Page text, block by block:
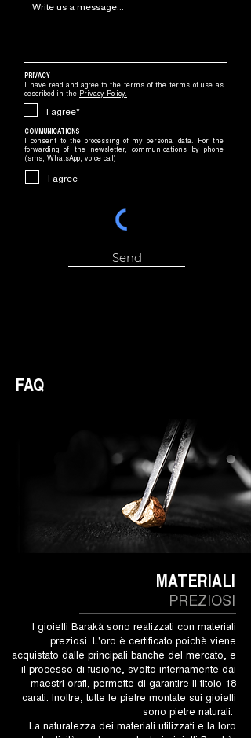
PRIVACY
I have read and agree to the terms of the terms of use as
described in the Privacy Policy.
I agree*
COMMUNICATIONS
I consent to the processing of my personal data. For the
forwarding of the newsletter, communications by phone
(sms, WhatsApp, voice call)
I agree
Send
FAQ
PREZIOSI
MATERIALI
I gioielli Barakà sono realizzati con materiali
preziosi. L'oro è certificato poichè viene
acquistato dalle principali banche del mercato, e
il processo di fusione, svolto internamente dai
maestri orafi, permette di garantire il titolo 18
carati. Inoltre, tutte le pietre montate sui gioielli
sono pietre naturali.
La naturalezza dei materiali utilizzati e la loro